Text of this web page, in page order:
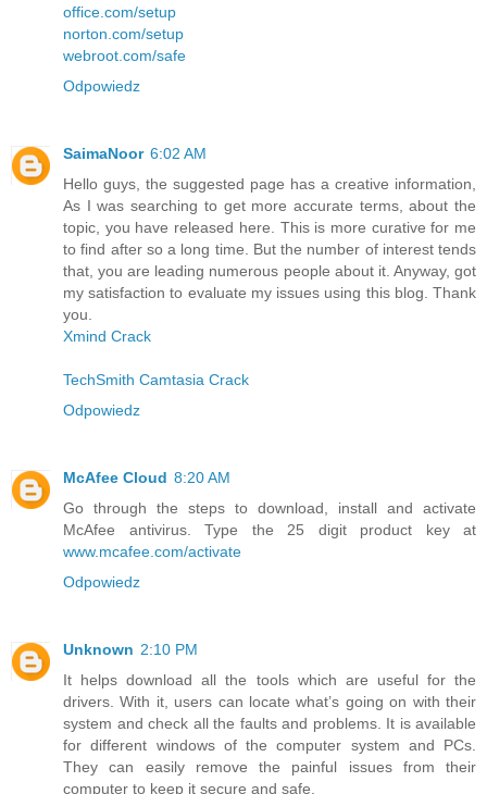
office.com/setup
norton.com/setup
webroot.com/safe
Odpowiedz
SaimaNoor 6:02 AM
Hello guys, the suggested page has a creative information,
As I was searching to get more accurate terms, about the
topic, you have released here. This is more curative for me
to find after so a long time. But the number of interest tends
that, you are leading numerous people about it. Anyway, got
my satisfaction to evaluate my issues using this blog. Thank
you.
Xmind Crack
TechSmith Camtasia Crack
Odpowiedz
McAfee Cloud 8:20 AM
Go through the steps to download, install and activate
McAfee antivirus. Type the 25 digit product key at
www.mcafee.com/activate
Odpowiedz
Unknown 2:10 PM
It helps download all the tools which are useful for the
drivers. With it, users can locate what’s going on with their
system and check all the faults and problems. It is available
for different windows of the computer system and PCs.
They can easily remove the painful issues from their
computer to keep it secure and safe.